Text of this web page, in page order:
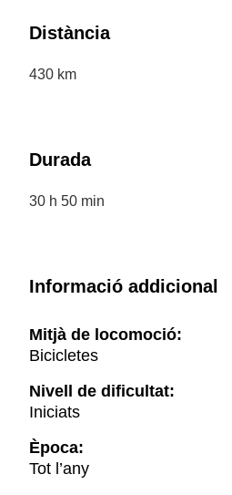
Distància
430 km
Durada
30 h 50 min
Informació addicional
Mitjà de locomoció:
Bicicletes
Nivell de dificultat:
Iniciats
Època:
Tot l’any